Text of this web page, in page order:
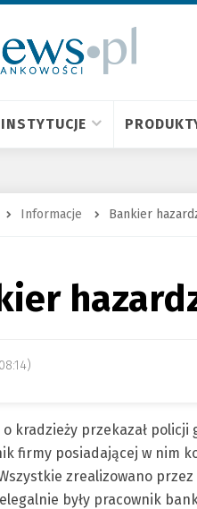
INSTYTUCJE
Informacje Bankier
kradzieży przekazał policji
firmy posiadającej w nim
zrealizowano
były pracownik